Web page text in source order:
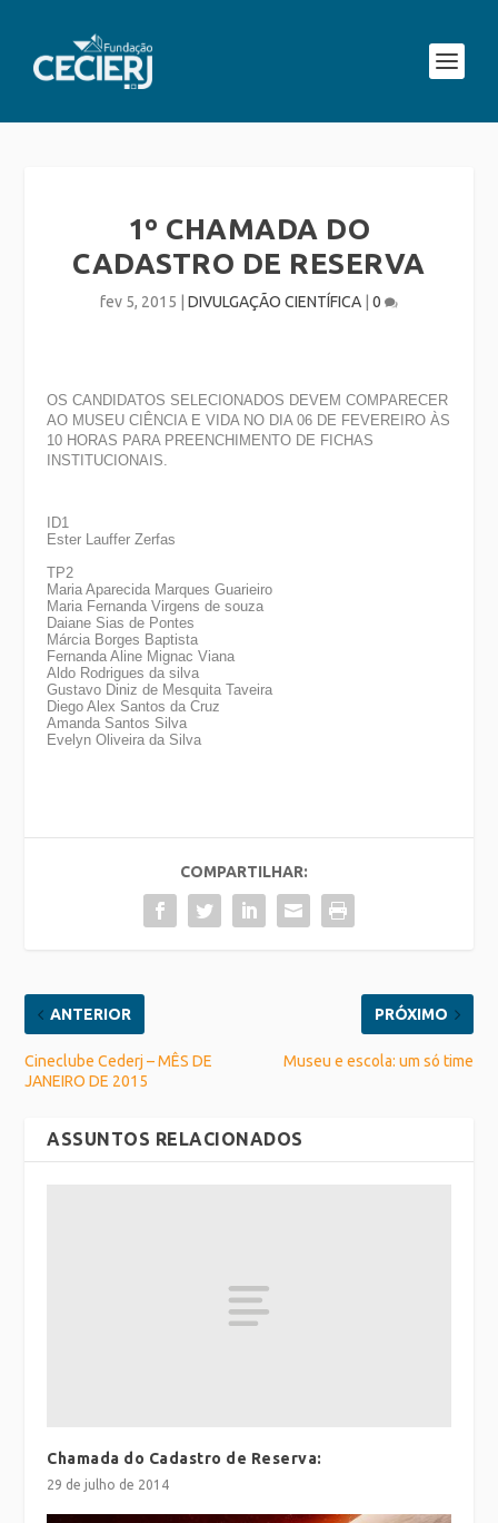
1º CHAMADA DO
CADASTRO DE RESERVA
fev 5, 2015 DIVULGAÇÃO CIENTÍFICA 0
OS CANDIDATOS SELECIONADOS DEVEM COMPARECER
AO MUSEU CIÊNCIA E VIDA NO DIA 06 DE FEVEREIRO ÀS
10 HORAS PARA PREENCHIMENTO DE FICHAS
INSTITUCIONAIS.
ID1
Ester Lauffer Zerfas
TP2
Maria Aparecida Marques Guarieiro
Maria Fernanda Virgens de souza
Daiane Sias de Pontes
Márcia Borges Baptista
Fernanda Aline Mignac Viana
Aldo Rodrigues da silva
Gustavo Diniz de Mesquita Taveira
Diego Alex Santos da Cruz
Amanda Santos Silva
Evelyn Oliveira da Silva
COMPARTILHAR:
ANTERIOR
Cineclube Cederj – MÊS DE
JANEIRO DE 2015
PRÓXIMO
Museu e escola: um só time
ASSUNTOS RELACIONADOS
Chamada do Cadastro de Reserva:
29 de julho de 2014